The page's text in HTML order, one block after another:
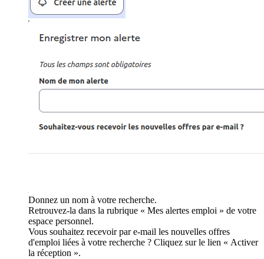
Donnez un nom à votre recherche.
Retrouvez-la dans la rubrique « Mes alertes emploi » de votre
espace personnel.
Vous souhaitez recevoir par e-mail les nouvelles offres
d'emploi liées à votre recherche ? Cliquez sur le lien « Activer
la réception ».